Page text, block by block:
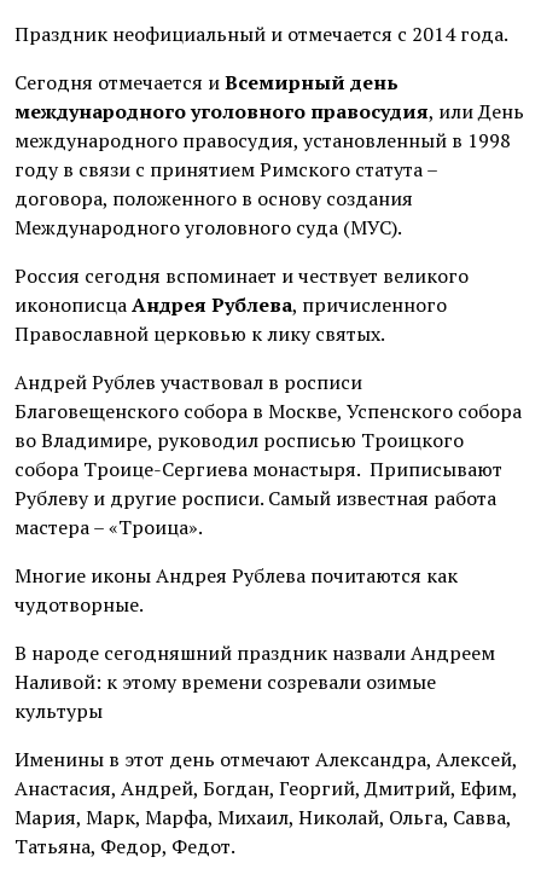
Праздник неофициальный и отмечается с 2014 года.
Сегодня отмечается иВсемирный день
международного уголовного правосудия, или День
международного правосудия, установленный в 1998
году в связи с принятием Римского статута –
договора, положенного в основу создания
Международного уголовного суда (МУС).
Россия сегодня вспоминает и чествует великого
иконописцаАндрея Рублева, причисленного
Православной церковью к лику святых.
Андрей Рублев участвовал в росписи
Благовещенского собора в Москве, Успенского собора
во Владимире, руководил росписью Троицкого
собора Троице-Сергиева монастыря. Приписывают
Рублеву и другие росписи. Самый известная работа
мастера – «Троица».
Многие иконы Андрея Рублева почитаются как
чудотворные.
В народе сегодняшний праздник назвали Андреем
Наливой: к этому времени созревали озимые
культуры
Именины в этот день отмечают Александра, Алексей,
Анастасия, Андрей, Богдан, Георгий, Дмитрий, Ефим,
Мария, Марк, Марфа, Михаил, Николай, Ольга, Савва,
Татьяна, Федор, Федот.